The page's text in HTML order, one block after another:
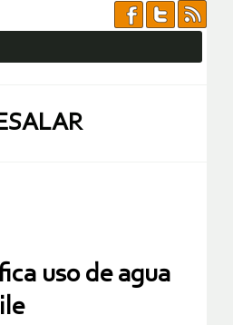
uso de agua